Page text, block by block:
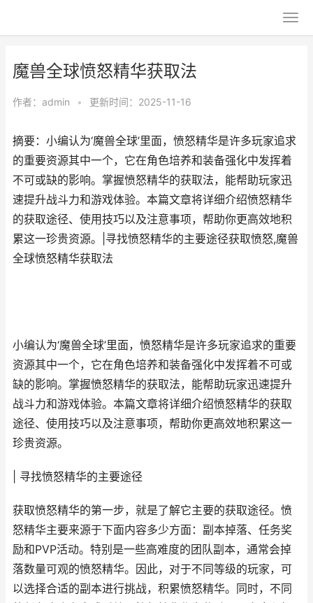
魔兽全球愤怒精华获取法
作者： admin • 更新时间：2025-11-16
摘要：小编认为‘魔兽全球’里面，愤怒精华是许多玩家追求
的重要资源其中一个，它在角色培养和装备强化中发挥着
不可或缺的影响。掌握愤怒精华的获取法，能帮助玩家迅
速提升战斗力和游戏体验。本篇文章将详细介绍愤怒精华
的获取途径、使用技巧以及注意事项，帮助你更高效地积
累这一珍贵资源。|寻找愤怒精华的主要途径获取愤怒,魔兽
全球愤怒精华获取法
小编认为‘魔兽全球’里面，愤怒精华是许多玩家追求的重要
资源其中一个，它在角色培养和装备强化中发挥着不可或
缺的影响。掌握愤怒精华的获取法，能帮助玩家迅速提升
战斗力和游戏体验。本篇文章将详细介绍愤怒精华的获取
途径、使用技巧以及注意事项，帮助你更高效地积累这一
珍贵资源。
| 寻找愤怒精华的主要途径
获取愤怒精华的第一步，就是了解它主要的获取途径。愤
怒精华主要来源于下面内容多少方面：副本掉落、任务奖
励和PVP活动。特别是一些高难度的团队副本，通常会掉
落数量可观的愤怒精华。因此，对于不同等级的玩家，可
以选择合适的副本进行挑战，积累愤怒精华。同时，不同